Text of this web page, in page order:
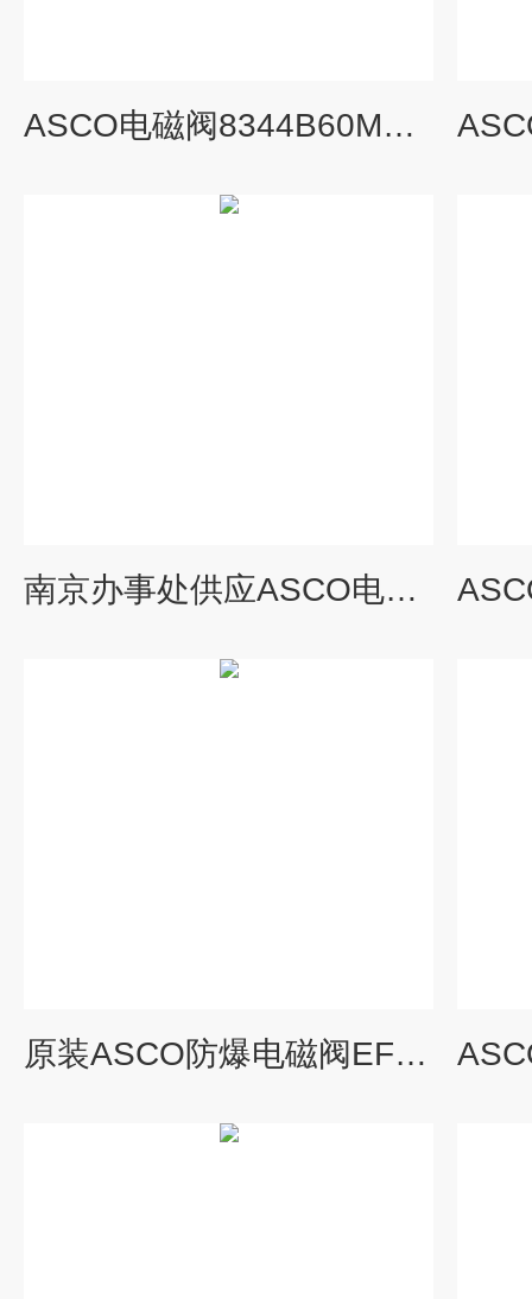
ASCO电磁阀8344B60M0使用在什么地方
南京办事处供应ASCO电磁阀SCG53LB001MS
原装ASCO防爆电磁阀EF8210G004物美价廉